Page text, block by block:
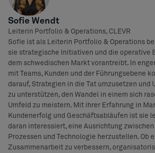
Sofie Wendt
Leiterin Portfolio & Operations, CLEVR
Sofie ist als Leiterin Portfolio & Operations
sie strategische Initiativen und die operative
dem schwedischen Markt vorantreibt. In
mit Teams, Kunden und der Führungsebene
darauf, Strategien in die Tat umzusetzen und
zu unterstützen, den Wandel in einem sich
Umfeld zu meistern. Mit ihrer Erfahrung in
Kundenerfolg und Geschäftsabläufen ist sie
daran interessiert, eine Ausrichtung zwischen
Prozessen und Technologie herzustellen. Ob
Zusammenarbeit zu verbessern,